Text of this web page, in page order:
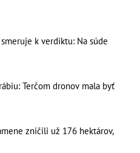
k verdiktu: Na súde
Terčom dronov mala byť
zničili už 176 hektárov,